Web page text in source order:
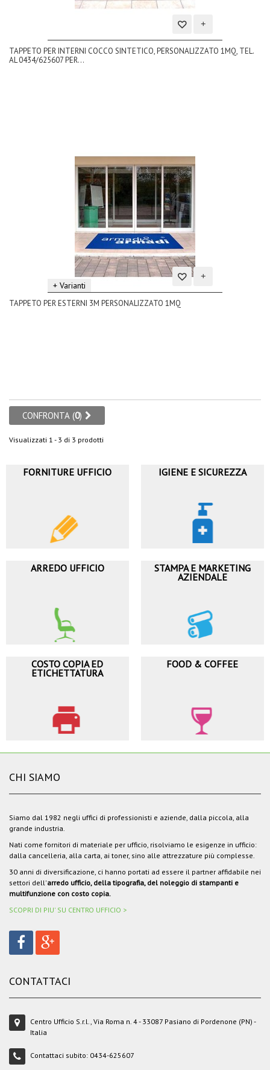
Aggiungi
alla
TAPPETO PER INTERNI COCCO SINTETICO, PERSONALIZZATO 1MQ, TEL.
AL 0434/625607 PER...
Aggiungi
alla
+ Varianti
TAPPETO PER ESTERNI 3M PERSONALIZZATO 1MQ
CONFRONTA (0)
Visualizzati 1 - 3 di 3 prodotti
FORNITURE UFFICIO IGIENE E SICUREZZA
ARREDO UFFICIO STAMPA E MARKETING
AZIENDALE
COSTO COPIA ED
ETICHETTATURA
FOOD & COFFEE
CHI SIAMO
Siamo dal 1982 negli uffici di professionisti e aziende, dalla piccola, alla
grande industria.
Nati come fornitori di materiale per ufficio, risolviamo le esigenze in ufficio:
dalla cancelleria, alla carta, ai toner, sino alle attrezzature più complesse.
30 anni di diversificazione, ci hanno portati ad essere il partner affidabile nei
settori dell'arredo ufficio, della tipografia, del noleggio di stampanti e
multifunzione con costo copia.
SCOPRI DI PIU' SU CENTRO UFFICIO >
CONTATTACI
Centro Ufficio S.r.l., Via Roma n. 4 - 33087 Pasiano di Pordenone (PN) -
Italia
Contattaci subito: 0434-625607